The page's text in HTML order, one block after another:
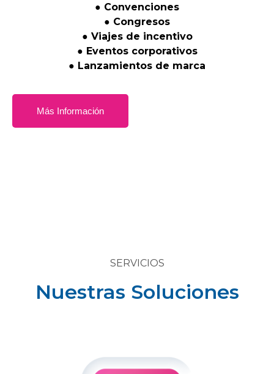
● Convenciones
● Congresos
● Viajes de incentivo
● Eventos corporativos
● Lanzamientos de marca
Más Información
SERVICIOS
Nuestras Soluciones